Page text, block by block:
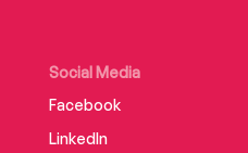
Social Media
Facebook
LinkedIn